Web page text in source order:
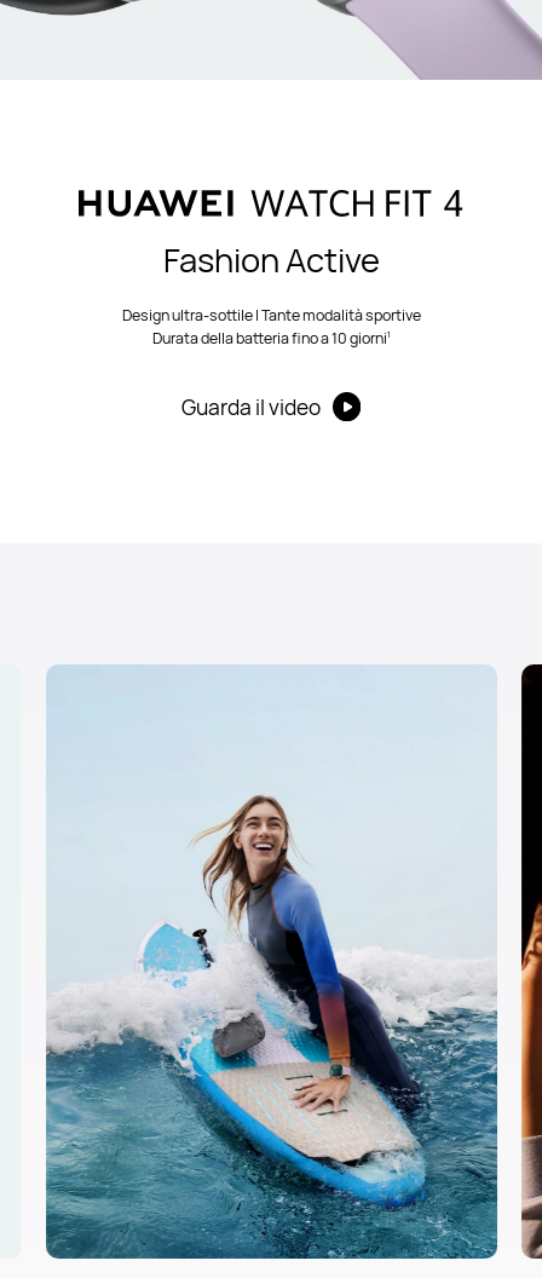
Fashion Active
Design ultra-sottile | Tante modalità sportive
Durata della batteria fino a 10 giorni1
Guarda il video